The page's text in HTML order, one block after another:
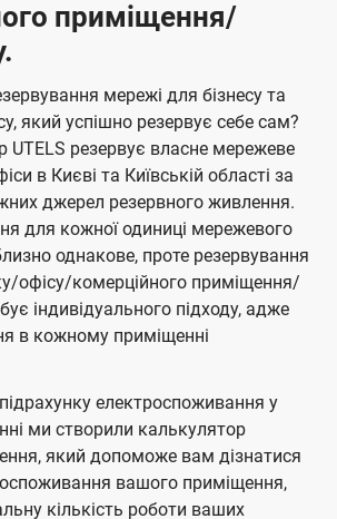
приміщення/
мережі для бізнесу та
який успішно резервує себе сам?
UTELS резервує власне мережеве
в Києві та Київській області за
джерел резервного живлення.
для кожної одиниці мережевого
однакове, проте резервування
офісу/комерційного приміщення/
індивідуального підходу, адже
в кожному приміщенні
електроспоживання у
ми створили калькулятор
який допоможе вам дізнатися
вашого приміщення,
кількість роботи ваших